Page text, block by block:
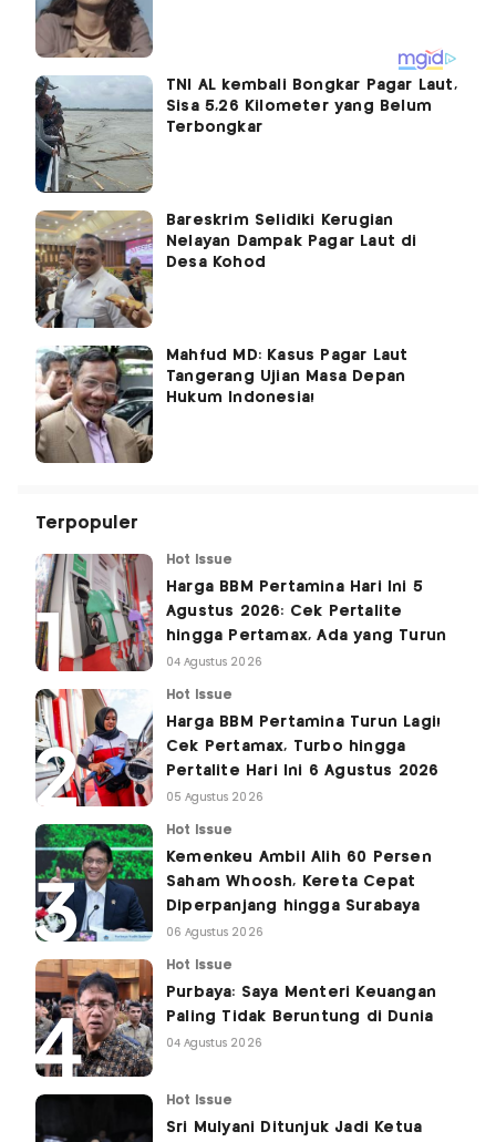
TNI AL kembali Bongkar Pagar Laut,
Sisa 5,26 Kilometer yang Belum
Terbongkar
Bareskrim Selidiki Kerugian
Nelayan Dampak Pagar Laut di
Desa Kohod
Mahfud MD: Kasus Pagar Laut
Tangerang Ujian Masa Depan
Hukum Indonesia!
Terpopuler
Hot Issue
Harga BBM Pertamina Hari Ini 5
Agustus 2026: Cek Pertalite
hingga Pertamax, Ada yang Turun
04 Agustus 2026
Hot Issue
Harga BBM Pertamina Turun Lagi!
Cek Pertamax, Turbo hingga
Pertalite Hari Ini 6 Agustus 2026
05 Agustus 2026
Hot Issue
Kemenkeu Ambil Alih 60 Persen
Saham Whoosh, Kereta Cepat
Diperpanjang hingga Surabaya
06 Agustus 2026
Hot Issue
Purbaya: Saya Menteri Keuangan
Paling Tidak Beruntung di Dunia
04 Agustus 2026
Hot Issue
Sri Mulyani Ditunjuk Jadi Ketua